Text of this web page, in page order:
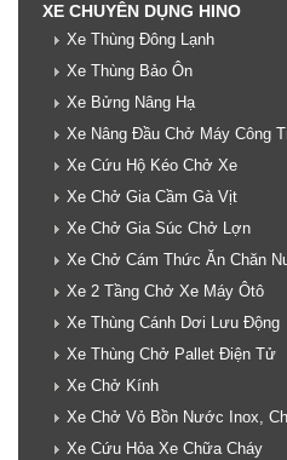
XE CHUYÊN DỤNG HINO
Xe Thùng Đông Lạnh
Xe Thùng Bảo Ôn
Xe Bửng Nâng Hạ
Xe Nâng Đầu Chở Máy Công
Xe Cứu Hộ Kéo Chở Xe
Xe Chở Gia Cầm Gà Vịt
Xe Chở Gia Súc Chở Lợn
Xe Chở Cám Thức Ăn Chăn
Xe 2 Tầng Chở Xe Máy Ôtô
Xe Thùng Cánh Dơi Lưu Động
Xe Thùng Chở Pallet Điện Tử
Xe Chở Kính
Xe Chở Vỏ Bồn Nước Inox,
Xe Cứu Hỏa Xe Chữa Cháy